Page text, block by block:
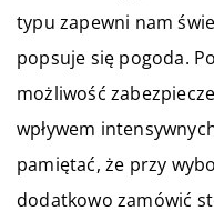
typu zapewni nam
popsuje się pogoda.
możliwość
wpływem
pamiętać, że przy
dodatkowo zamówić